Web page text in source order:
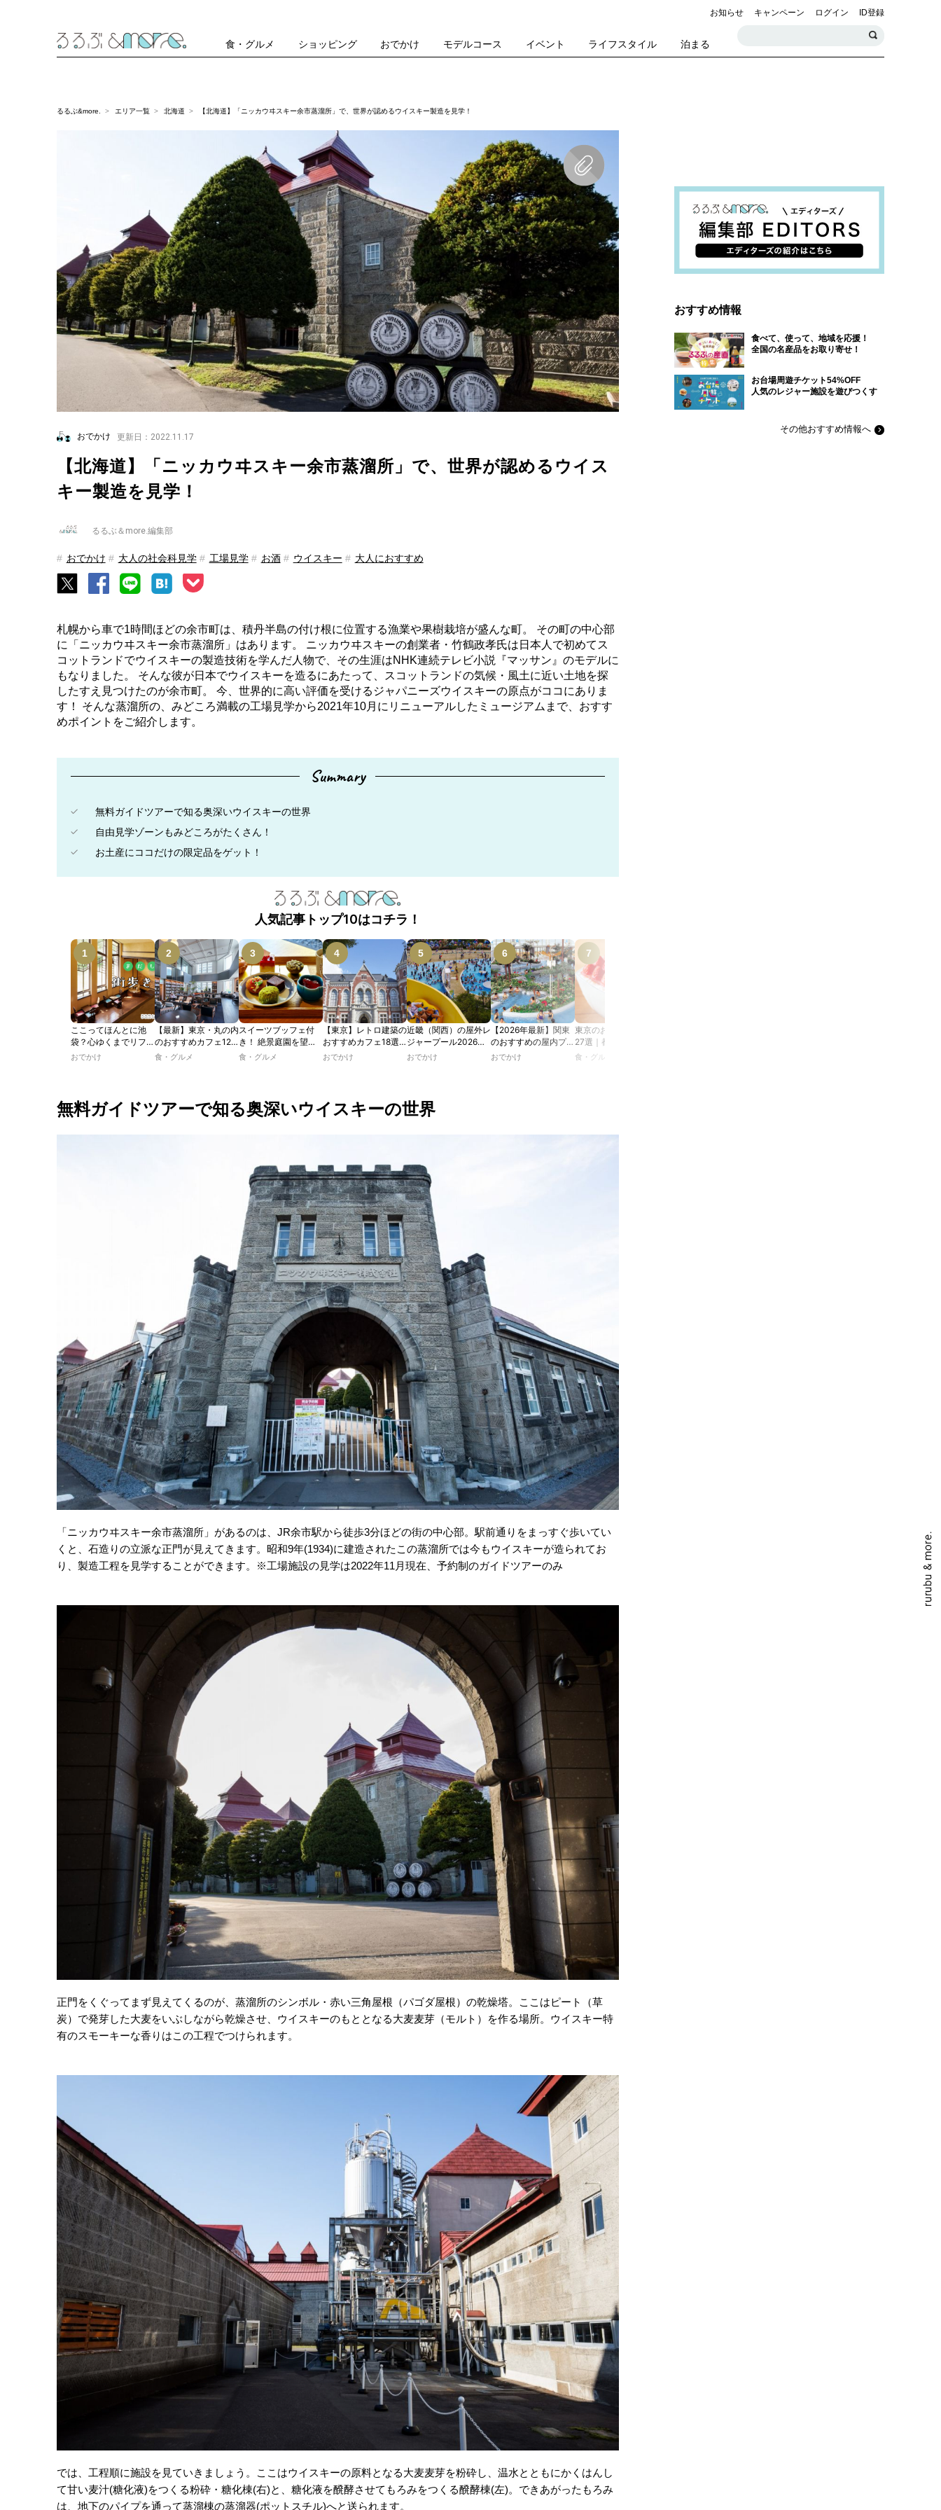
お知らせ キャンペーン ログイン ID登録
食・グルメ ショッピング おでかけ モデルコース イベント ライフスタイル 泊まる
るるぶ&more. エリア一覧 北海道 【北海道】「ニッカウヰスキー余市蒸溜所」で、世界が認めるウイスキー製造を見学！
おでかけ 更新日：2022.11.17
【北海道】「ニッカウヰスキー余市蒸溜所」で、世界が認めるウイス
キー製造を見学！
るるぶ＆more.編集部
おでかけ 大人の社会科見学 工場見学 お酒 ウイスキー 大人におすすめ
札幌から車で1時間ほどの余市町は、積丹半島の付け根に位置する漁業や果樹栽培が盛んな町。 その町の中心部
に「ニッカウヰスキー余市蒸溜所」はあります。 ニッカウヰスキーの創業者・竹鶴政孝氏は日本人で初めてス
コットランドでウイスキーの製造技術を学んだ人物で、その生涯はNHK連続テレビ小説『マッサン』のモデルに
もなりました。 そんな彼が日本でウイスキーを造るにあたって、スコットランドの気候・風土に近い土地を探
したすえ見つけたのが余市町。 今、世界的に高い評価を受けるジャパニーズウイスキーの原点がココにありま
す！ そんな蒸溜所の、みどころ満載の工場見学から2021年10月にリニューアルしたミュージアムまで、おすす
めポイントをご紹介します。
Summary
無料ガイドツアーで知る奥深いウイスキーの世界
自由見学ゾーンもみどころがたくさん！
お土産にココだけの限定品をゲット！
人気記事トップ10はコチラ！
ここってほんとに池
袋？心ゆくまでリフレ
ッシュできる池袋・街
おでかけ
【最新】東京・丸の内
のおすすめカフェ12
選｜ひとりでゆったり
ルラウンジまで！
食・グルメ
スイーツブッフェ付
き！ 絶景庭園を望む
ホテルレストランで味
食・グルメ
【東京】レトロ建築の
おすすめカフェ18選
｜文化財・歴史的建造
イムを楽しむ
おでかけ
近畿（関西）の屋外レ
ジャープール2026！
ウォータースライダー
おでかけ
【2026年最新】関東
のおすすめの屋内プー
ル人気10選
おでかけ
東京のおすすめかき氷
27選｜都内でひんや
り&ふわふわを堪能♪
食・グルメ
無料ガイドツアーで知る奥深いウイスキーの世界
「ニッカウヰスキー余市蒸溜所」があるのは、JR余市駅から徒歩3分ほどの街の中心部。駅前通りをまっすぐ歩いてい
くと、石造りの立派な正門が見えてきます。昭和9年(1934)に建造されたこの蒸溜所では今もウイスキーが造られてお
り、製造工程を見学することができます。※工場施設の見学は2022年11月現在、予約制のガイドツアーのみ
正門をくぐってまず見えてくるのが、蒸溜所のシンボル・赤い三角屋根（パゴダ屋根）の乾燥塔。ここはピート（草
炭）で発芽した大麦をいぶしながら乾燥させ、ウイスキーのもととなる大麦麦芽（モルト）を作る場所。ウイスキー特
有のスモーキーな香りはこの工程でつけられます。
では、工程順に施設を見ていきましょう。ここはウイスキーの原料となる大麦麦芽を粉砕し、温水とともにかくはんし
て甘い麦汁(糖化液)をつくる粉砕・糖化棟(右)と、糖化液を醗酵させてもろみをつくる醗酵棟(左)。できあがったもろみ
は、地下のパイプを通って蒸溜棟の蒸溜器(ポットスチル)へと送られます。
おすすめ情報
食べて、使って、地域を応援！
全国の名産品をお取り寄せ！
お台場周遊チケット54%OFF
人気のレジャー施設を遊びつくす
その他おすすめ情報へ